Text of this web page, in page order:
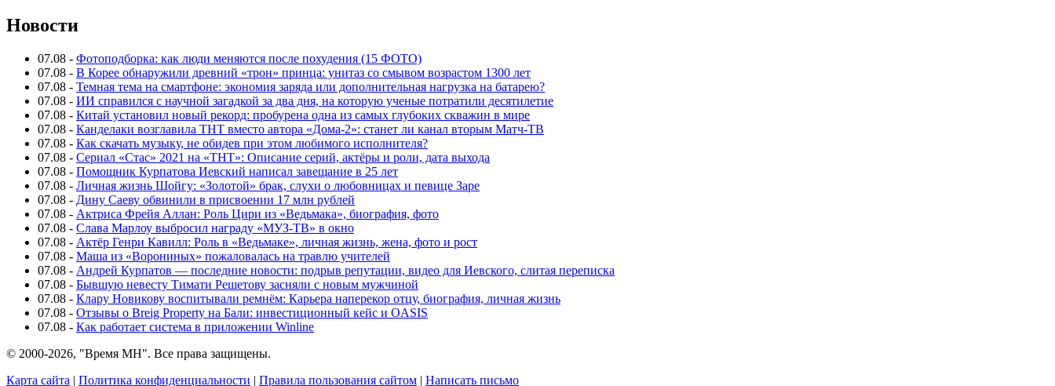
Новости
07.08 - Фотоподборка: как люди меняются после похудения (15 ФОТО)
07.08 - В Корее обнаружили древний «трон» принца: унитаз со смывом возрастом 1300 лет
07.08 - Темная тема на смартфоне: экономия заряда или дополнительная нагрузка на батарею?
07.08 - ИИ справился с научной загадкой за два дня, на которую ученые потратили десятилетие
07.08 - Китай установил новый рекорд: пробурена одна из самых глубоких скважин в мире
07.08 - Канделаки возглавила ТНТ вместо автора «Дома-2»: станет ли канал вторым Матч-ТВ
07.08 - Как скачать музыку, не обидев при этом любимого исполнителя?
07.08 - Сериал «Стас» 2021 на «ТНТ»: Описание серий, актёры и роли, дата выхода
07.08 - Помощник Курпатова Иевский написал завещание в 25 лет
07.08 - Личная жизнь Шойгу: «Золотой» брак, слухи о любовницах и певице Заре
07.08 - Дину Саеву обвинили в присвоении 17 млн рублей
07.08 - Актриса Фрейя Аллан: Роль Цири из «Ведьмака», биография, фото
07.08 - Слава Марлоу выбросил награду «МУЗ-ТВ» в окно
07.08 - Актёр Генри Кавилл: Роль в «Ведьмаке», личная жизнь, жена, фото и рост
07.08 - Маша из «Ворониных» пожаловалась на травлю учителей
07.08 - Андрей Курпатов — последние новости: подрыв репутации, видео для Иевского, слитая переписка
07.08 - Бывшую невесту Тимати Решетову засняли с новым мужчиной
07.08 - Клару Новикову воспитывали ремнём: Карьера наперекор отцу, биография, личная жизнь
07.08 - Отзывы о Breig Property на Бали: инвестиционный кейс и OASIS
07.08 - Как работает система в приложении Winline
© 2000-2026, "Время МН". Все права защищены.
Карта сайта | Политика конфиденциальности | Правила пользования сайтом | Написать письмо